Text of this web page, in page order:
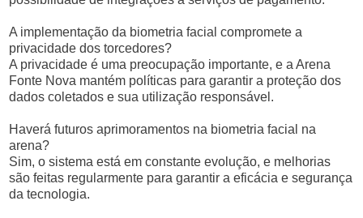
A implementação da biometria facial compromete a
privacidade dos torcedores?
A privacidade é uma preocupação importante, e a Arena
Fonte Nova mantém políticas para garantir a proteção dos
dados coletados e sua utilização responsável.
Haverá futuros aprimoramentos na biometria facial na
arena?
Sim, o sistema está em constante evolução, e melhorias
são feitas regularmente para garantir a eficácia e segurança
da tecnologia.